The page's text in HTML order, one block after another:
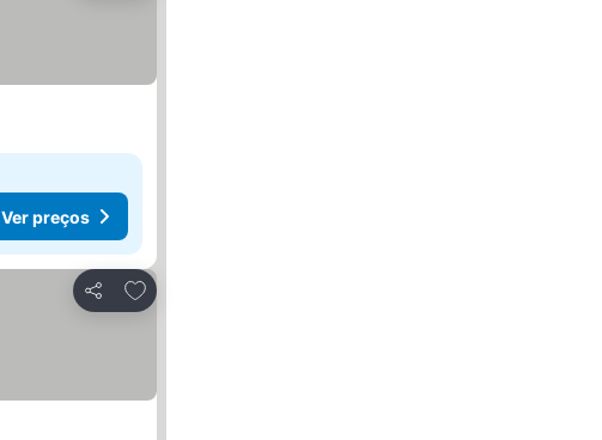
Ver preços
Partilhar
Adicionar aos favoritos